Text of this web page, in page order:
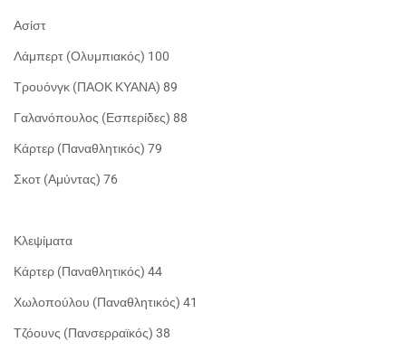
Ασίστ
Λάμπερτ (Ολυμπιακός) 100
Τρουόνγκ (ΠΑΟΚ ΚΥΑΝΑ) 89
Γαλανόπουλος (Εσπερίδες) 88
Κάρτερ (Παναθλητικός) 79
Σκοτ (Αμύντας) 76
Κλεψίματα
Κάρτερ (Παναθλητικός) 44
Χωλοπούλου (Παναθλητικός) 41
Τζόουνς (Πανσερραϊκός) 38